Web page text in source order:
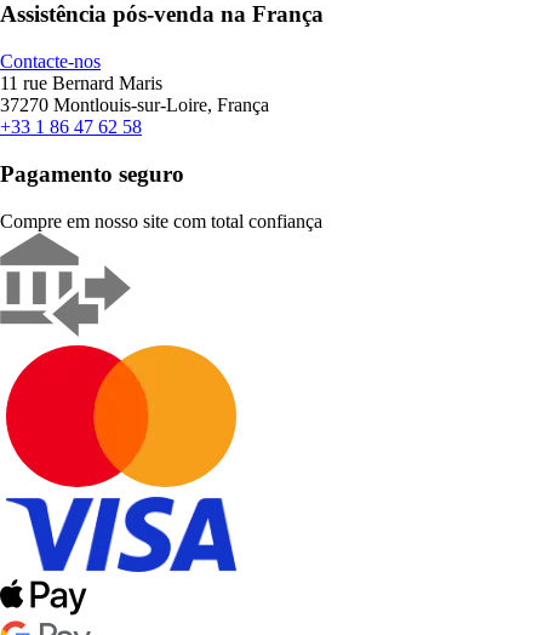
Assistência pós-venda na França
Contacte-nos
11 rue Bernard Maris
37270 Montlouis-sur-Loire, França
+33 1 86 47 62 58
Pagamento seguro
Compre em nosso site com total confiança